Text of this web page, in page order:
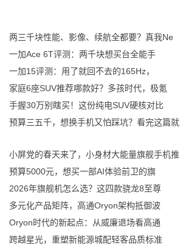
两三千块性能、影像、续航全都要？真我Ne
一加Ace 6T评测：两千块想买台全能手
一加15评测：用了就回不去的165Hz，
家庭6座SUV推荐哪款好？多孩时代，极氪
手握30万别瞎买！这份纯电SUV硬核对比
预算三五千，想换手机又怕踩坑？看完这篇就
小屏党的春天来了，小身材大能量旗舰手机推
预算5000元，想买一部AI体验前卫的旗
2026年旗舰机怎么选？这四款骁龙8至尊
多元化产品矩阵，高通Oryon架构抵御波
Oryon时代的新起点：从威廉退场看高通
跨越星光，重塑新能源城配轻客品质标准